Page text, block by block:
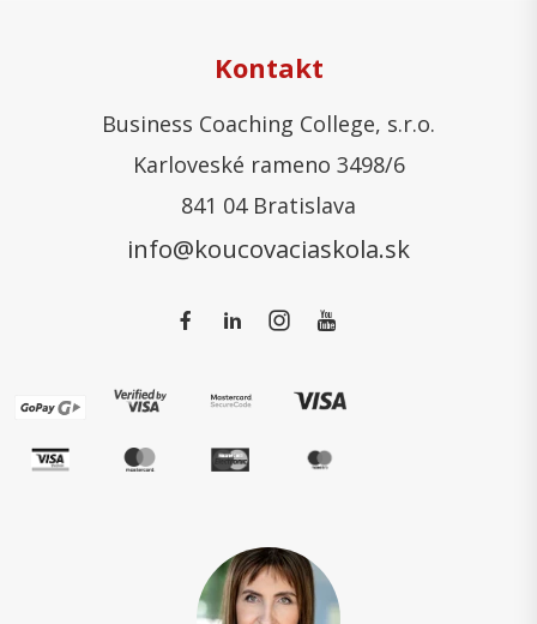
Kontakt
Business Coaching College, s.r.o.
Karloveské rameno 3498/6
841 04 Bratislava
info@koucovaciaskola.sk